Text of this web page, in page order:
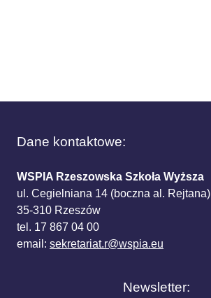
Dane kontaktowe:
WSPIA Rzeszowska Szkoła Wyższa
ul. Cegielniana 14 (boczna al. Rejtana)
35-310 Rzeszów
tel. 17 867 04 00
email: sekretariat.r@wspia.eu
Newsletter: